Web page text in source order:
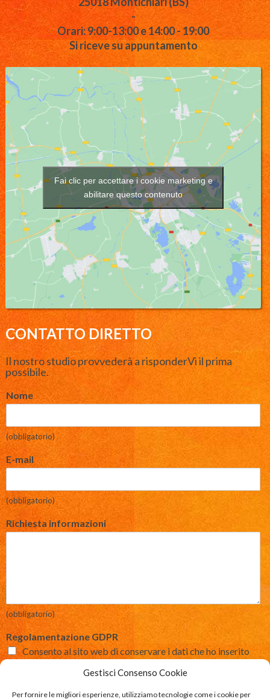
Gestisci Consenso Cookie
Per fornire le migliori esperienze, utilizziamo tecnologie come i cookie per
-
Orari: 9:00-13:00 e 14:00 - 19:00
Si riceve su appuntamento
Fai clic per accettare i cookie marketing e
abilitare questo contenuto
CONTATTO DIRETTO
Il nostro studio provvederà a risponderVi il prima
possibile.
Nome
(obbligatorio)
E-mail
(obbligatorio)
Richiesta informazioni
(obbligatorio)
Regolamentazione GDPR
Consento al sito web di conservare i dati che ho inserito
così da poter rispondere alla mia richiesta.
(Se non mi permette di conservare e inoltrare al mio indirizzo di posta